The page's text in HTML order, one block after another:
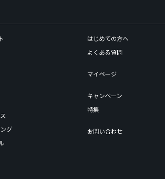
グ
はじめての方へ
よくある質問
マイページ
キャンペーン
特集
お問い合わせ